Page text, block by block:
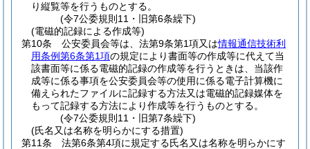
り縦覧等を行うものとする。
(令7公委規則11・旧第6条繰下)
(電磁的記録による作成等)
第10条
公安委員会等は、法第9条第1項又は情報通信技術利
用条例第6条第1項の規定により書面等の作成等に代えて当
該書面等に係る電磁的記録の作成等を行うときは、当該作
成等に係る事項を公安委員会等の使用に係る電子計算機に
備えられたファイルに記録する方法又は電磁的記録媒体を
もって記録する方法により作成等を行うものとする。
(令7公委規則11・旧第7条繰下)
(氏名又は名称を明らかにする措置)
第11条
法第6条第4項に規定する氏名又は名称を明らかにす